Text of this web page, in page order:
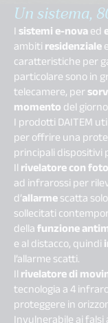
Un sistema,
Isistemi e-novaed
ambitiresidenzialee
caratteristiche per
particolare sono in
telecamere, per
momentodel
I prodotti DAITEM
per offrire una
principali
Ilrivelatore con
ad infrarossi per
d’allarmescatta
sollecitati
dellafunzione
e al distacco, quindi
l’allarme scatti.
Ilrivelatore di
tecnologia a 4
proteggere in